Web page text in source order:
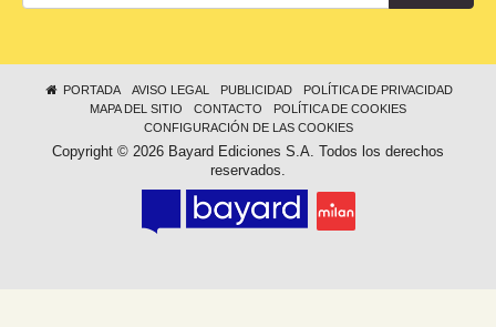
PORTADA AVISO LEGAL PUBLICIDAD
POLÍTICA DE PRIVACIDAD
MAPA DEL SITIO
CONTACTO
POLÍTICA DE COOKIES
CONFIGURACIÓN DE LAS COOKIES
Copyright © 2026 Bayard Ediciones S.A. Todos los derechos
reservados.